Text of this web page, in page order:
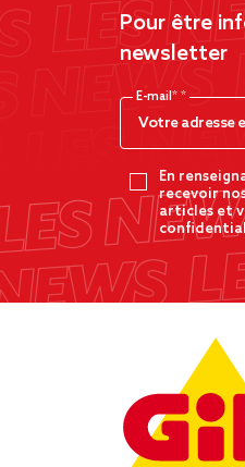
Pour être
newsletter
E-mail*
En
recevoir
articles et